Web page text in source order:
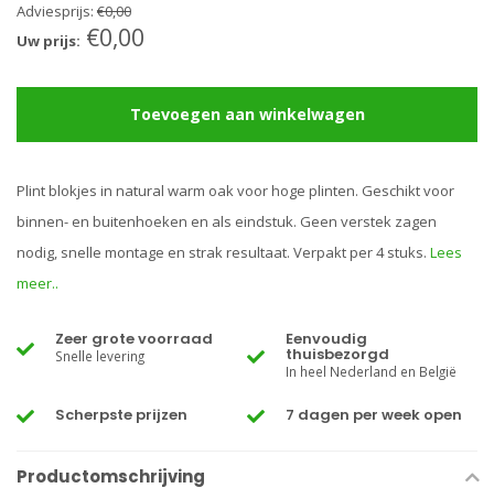
Adviesprijs: €0,00
Uw prijs: €0,00
Toevoegen aan winkelwagen
Plint blokjes in natural warm oak voor hoge plinten. Geschikt voor
binnen- en buitenhoeken en als eindstuk. Geen verstek zagen
nodig, snelle montage en strak resultaat. Verpakt per 4 stuks. Lees
meer..
Zeer grote voorraad
Snelle levering
Eenvoudig
thuisbezorgd
In heel Nederland en België
Scherpste prijzen 7 dagen per week open
Productomschrijving